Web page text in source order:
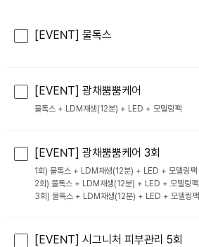
[EVENT] 물톡스
[EVENT] 광채뿜뿜케어
물톡스 + LDM재생(12분) + LED + 모델링팩
[EVENT] 광채뿜뿜케어 3회
1회) 물톡스 + LDM재생(12분) + LED + 모델링팩
2회) 물톡스 + LDM재생(12분) + LED + 모델링팩
[EVENT] 시그니처 피부관리 5회